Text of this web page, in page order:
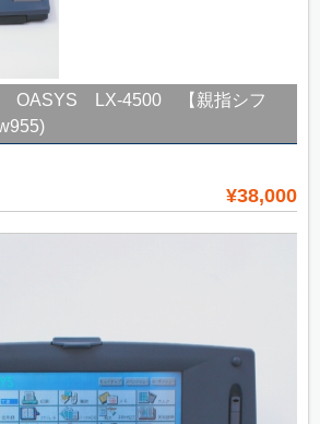
OASYS LX-4500 【親指シフ
¥38,000